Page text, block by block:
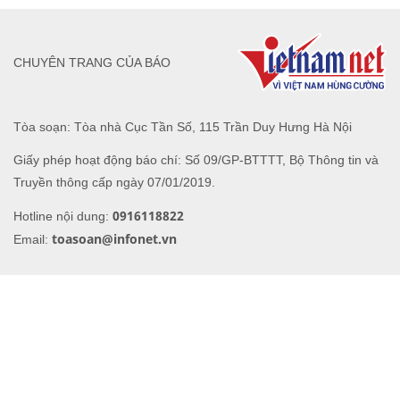
Tòa soạn: Tòa nhà Cục Tần Số, 115 Trần Duy Hưng Hà Nội
Giấy phép hoạt động báo chí: Số 09/GP-BTTTT, Bộ Thông tin và
Truyền thông cấp ngày 07/01/2019.
Hotline nội dung: 0916118822
Email: toasoan@infonet.vn
CHUYÊN TRANG CỦA BÁO